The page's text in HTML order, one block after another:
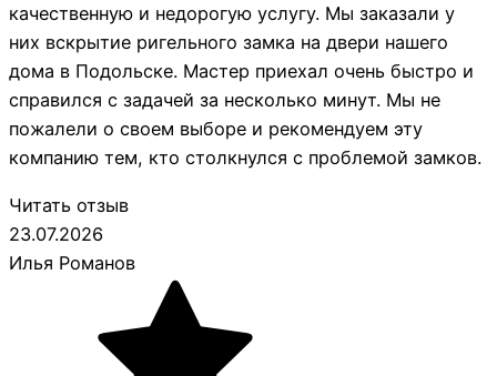
качественную и недорогую услугу. Мы заказали у
них вскрытие ригельного замка на двери нашего
дома в Подольске. Мастер приехал очень быстро и
справился с задачей за несколько минут. Мы не
пожалели о своем выборе и рекомендуем эту
компанию тем, кто столкнулся с проблемой замков.
Читать отзыв
23.07.2026
Илья Романов